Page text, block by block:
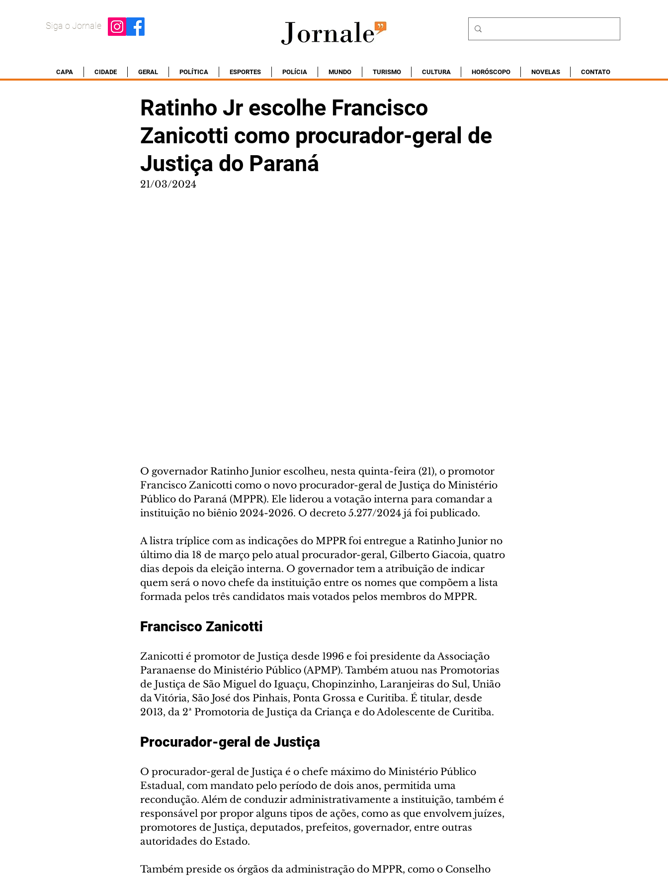
Siga o Jornale
CAPA CIDADE GERAL POLÍTICA ESPORTES POLÍCIA MUNDO TURISMO CULTURA HORÓSCOPO NOVELAS CONTATO
Ratinho Jr escolhe Francisco
Zanicotti como procurador-geral de
Justiça do Paraná
21/03/2024
O governador Ratinho Junior escolheu, nesta quinta-feira (21), o promotor
Francisco Zanicotti como o novo procurador-geral de Justiça do Ministério
Público do Paraná (MPPR). Ele liderou a votação interna para comandar a
instituição no biênio 2024-2026. O decreto 5.277/2024 já foi publicado.
A listra tríplice com as indicações do MPPR foi entregue a Ratinho Junior no
último dia 18 de março pelo atual procurador-geral, Gilberto Giacoia, quatro
dias depois da eleição interna. O governador tem a atribuição de indicar
quem será o novo chefe da instituição entre os nomes que compõem a lista
formada pelos três candidatos mais votados pelos membros do MPPR.
Francisco Zanicotti
Zanicotti é promotor de Justiça desde 1996 e foi presidente da Associação
Paranaense do Ministério Público (APMP). Também atuou nas Promotorias
de Justiça de São Miguel do Iguaçu, Chopinzinho, Laranjeiras do Sul, União
da Vitória, São José dos Pinhais, Ponta Grossa e Curitiba. É titular, desde
2013, da 2ª Promotoria de Justiça da Criança e do Adolescente de Curitiba.
Procurador-geral de Justiça
O procurador-geral de Justiça é o chefe máximo do Ministério Público
Estadual, com mandato pelo período de dois anos, permitida uma
recondução. Além de conduzir administrativamente a instituição, também é
responsável por propor alguns tipos de ações, como as que envolvem juízes,
promotores de Justiça, deputados, prefeitos, governador, entre outras
autoridades do Estado.
Também preside os órgãos da administração do MPPR, como o Conselho